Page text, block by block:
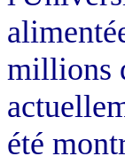
millions
été